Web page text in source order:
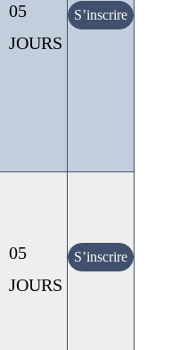
05
JOURS
S’inscrire
05
JOURS
S’inscrire